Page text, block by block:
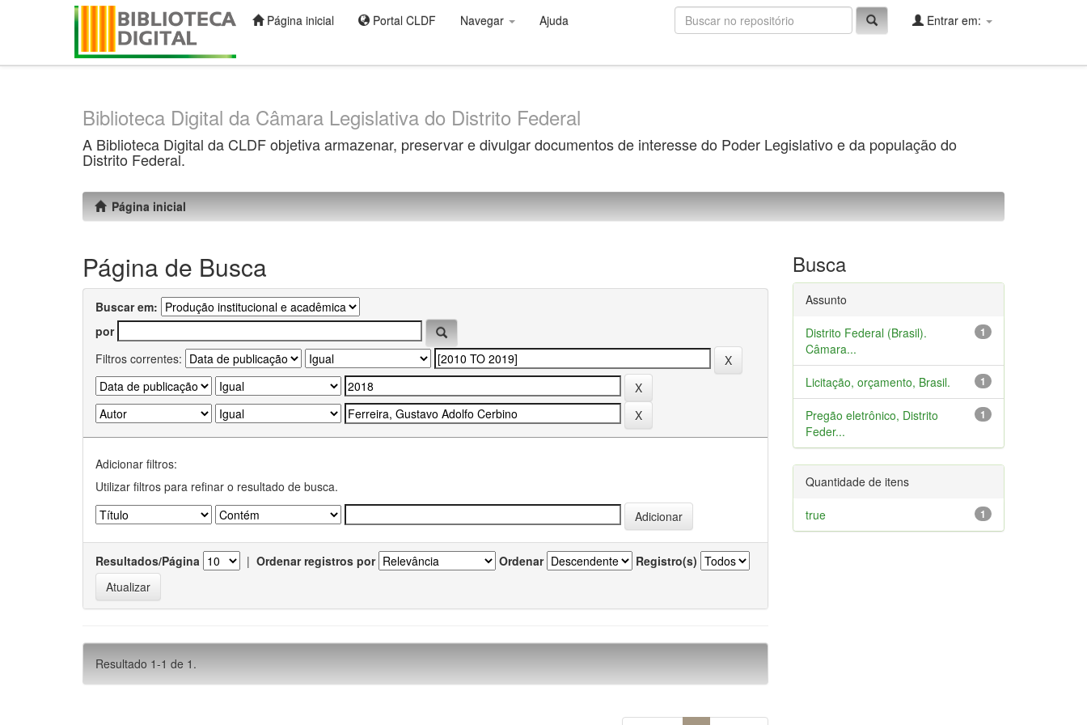
Página inicial Portal CLDF Navegar Ajuda Entrar em:
Biblioteca Digital da Câmara Legislativa do Distrito Federal
A Biblioteca Digital da CLDF objetiva armazenar, preservar e divulgar documentos de interesse do Poder Legislativo e da população do
Distrito Federal.
Página inicial
Página de Busca
Buscar em:
por
Filtros correntes:
Adicionar filtros:
Utilizar filtros para refinar o resultado de busca.
Resultados/Página | Ordenar registros por Ordenar Registro(s)
Resultado 1-1 de 1.
Busca
Assunto
1
Distrito Federal (Brasil).
Câmara...
1
Licitação, orçamento, Brasil.
1
Pregão eletrônico, Distrito
Feder...
Quantidade de itens
1
true